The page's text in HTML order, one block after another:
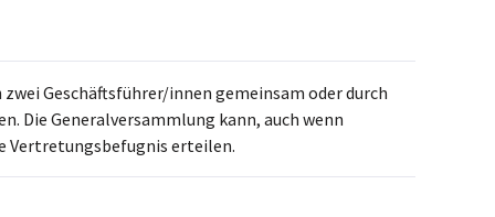
Geschäftsführer/innen gemeinsam oder durch
Die Generalversammlung kann, auch wenn
Vertretungsbefugnis erteilen.